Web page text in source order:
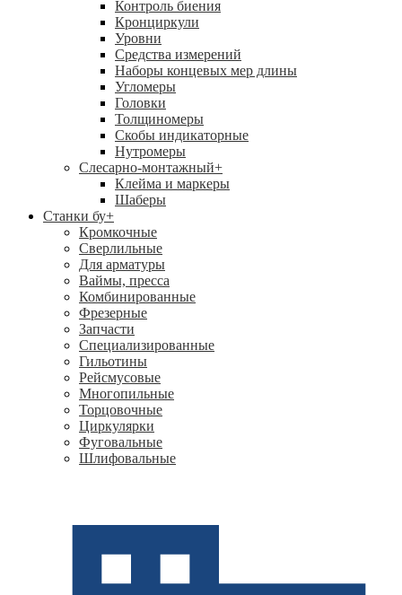
Контроль биения
Кронциркули
Уровни
Средства измерений
Наборы концевых мер длины
Угломеры
Головки
Толщиномеры
Скобы индикаторные
Нутромеры
Слесарно-монтажный+
Клейма и маркеры
Шаберы
Станки бу+
Кромкочные
Сверлильные
Для арматуры
Ваймы, пресса
Комбинированные
Фрезерные
Запчасти
Специализированные
Гильотины
Рейсмусовые
Многопильные
Торцовочные
Циркулярки
Фуговальные
Шлифовальные